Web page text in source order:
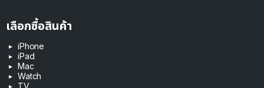
เลือกซื้อสินค้า
iPhone
iPad
Mac
Watch
TV